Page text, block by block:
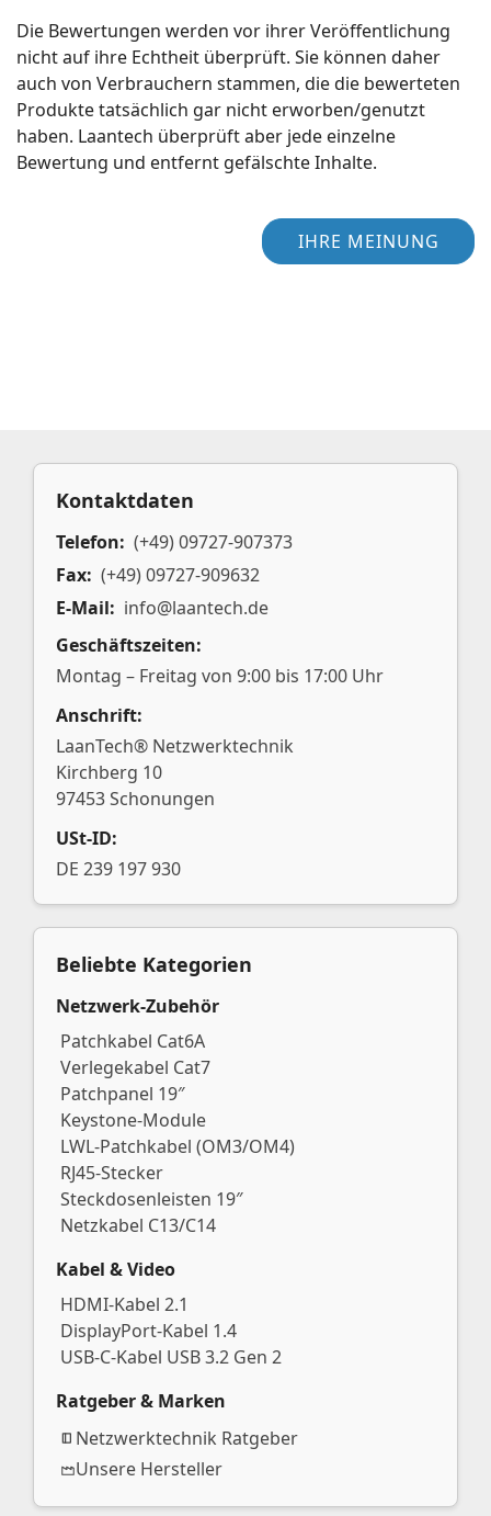
Die Bewertungen werden vor ihrer Veröffentlichung
nicht auf ihre Echtheit überprüft. Sie können daher
auch von Verbrauchern stammen, die die bewerteten
Produkte tatsächlich gar nicht erworben/genutzt
haben. Laantech überprüft aber jede einzelne
Bewertung und entfernt gefälschte Inhalte.
IHRE MEINUNG
Kontaktdaten
Telefon: (+49) 09727-907373
Fax: (+49) 09727-909632
E-Mail: info@laantech.de
Geschäftszeiten:
Montag – Freitag von 9:00 bis 17:00 Uhr
Anschrift:
LaanTech® Netzwerktechnik
Kirchberg 10
97453 Schonungen
USt-ID:
DE 239 197 930
Beliebte Kategorien
Netzwerk-Zubehör
Patchkabel Cat6A
Verlegekabel Cat7
Patchpanel 19″
Keystone-Module
LWL-Patchkabel (OM3/OM4)
RJ45-Stecker
Steckdosenleisten 19″
Netzkabel C13/C14
Kabel & Video
HDMI-Kabel 2.1
DisplayPort-Kabel 1.4
USB-C-Kabel USB 3.2 Gen 2
Ratgeber & Marken
Netzwerktechnik Ratgeber
Unsere Hersteller